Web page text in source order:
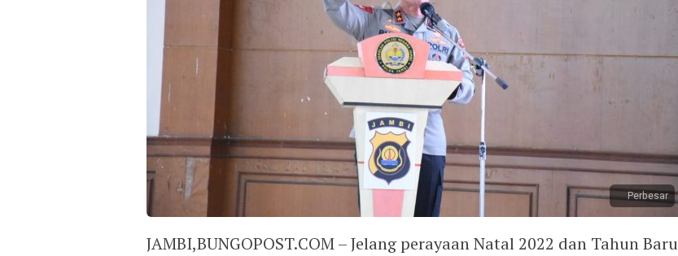
Perbesar
JAMBI,BUNGOPOST.COM – Jelang perayaan Natal 2022 dan Tahun Baru